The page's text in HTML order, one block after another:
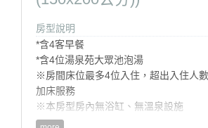
房型說明
*含4客早餐
*含4位湯泉苑大眾池泡湯
※房間床位最多4位入住，超出入住人
加床服務
※本房型房內無浴缸、無溫泉設施